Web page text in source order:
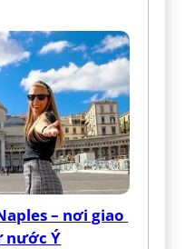
– nơi giao
nước Ý